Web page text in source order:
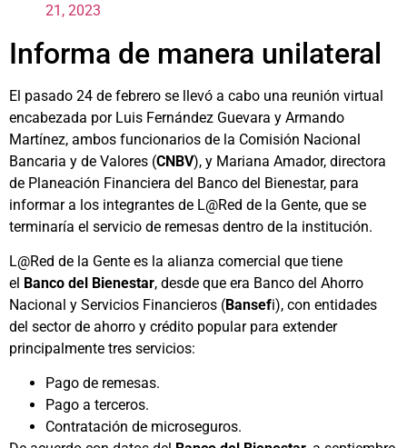
21, 2023
Informa de manera unilateral
El pasado 24 de febrero se llevó a cabo una reunión virtual
encabezada por Luis Fernández Guevara y Armando
Martínez, ambos funcionarios de la Comisión Nacional
Bancaria y de Valores (CNBV), y Mariana Amador, directora
de Planeación Financiera del Banco del Bienestar, para
informar a los integrantes de L@Red de la Gente, que se
terminaría el servicio de remesas dentro de la institución.
L@Red de la Gente es la alianza comercial que tiene
el Banco del Bienestar, desde que era Banco del Ahorro
Nacional y Servicios Financieros (Bansefi), con entidades
del sector de ahorro y crédito popular para extender
principalmente tres servicios:
Pago de remesas.
Pago a terceros.
Contratación de microseguros.